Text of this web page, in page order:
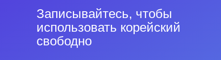
Записывайтесь, чтобы
использовать корейский
свободно